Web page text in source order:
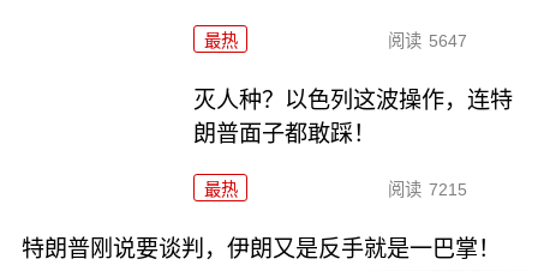
最热 阅读 5647
灭人种？以色列这波操作，连特
朗普面子都敢踩！
最热 阅读 7215
特朗普刚说要谈判，伊朗又是反手就是一巴掌！